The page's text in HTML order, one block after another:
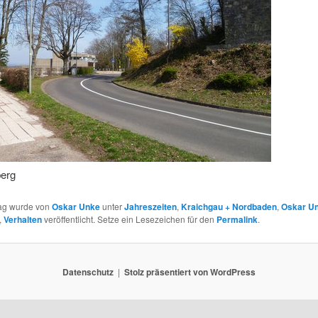
wurde von Oskar UnkeunterJahreszeiten, Kraichgau + Nordbaden, Oskar
Verhaltenveröffentlicht. Setze ein Lesezeichen für den Permalink.
Datenschutz Stolz präsentiert von WordPress